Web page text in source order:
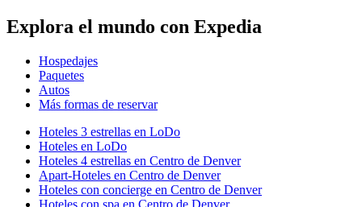
Explora el mundo con Expedia
Hospedajes
Paquetes
Autos
Más formas de reservar
Hoteles 3 estrellas en LoDo
Hoteles en LoDo
Hoteles 4 estrellas en Centro de Denver
Apart-Hoteles en Centro de Denver
Hoteles con concierge en Centro de Denver
Hoteles con spa en Centro de Denver